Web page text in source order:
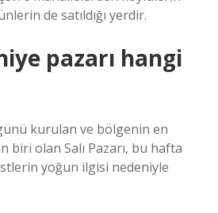
de satıldığı yerdir.
pazarı hangi
kurulan ve bölgenin en
biri olan Salı Pazarı, bu hafta
yoğun ilgisi nedeniyle